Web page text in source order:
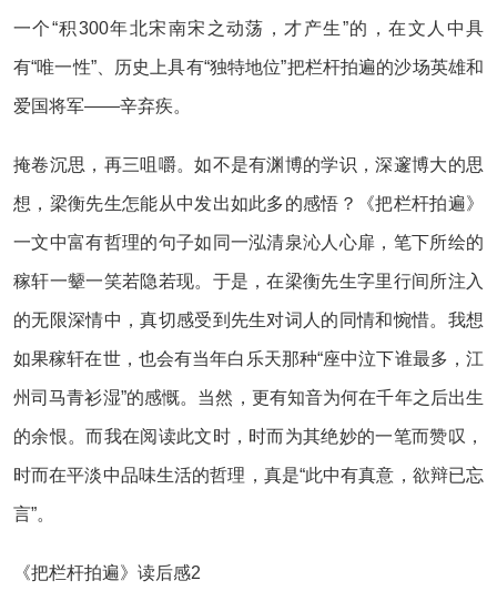
一个“积300年北宋南宋之动荡，才产生”的，在文人中具
有“唯一性”、历史上具有“独特地位”把栏杆拍遍的沙场英雄和
爱国将军——辛弃疾。
掩卷沉思，再三咀嚼。如不是有渊博的学识，深邃博大的思
想，梁衡先生怎能从中发出如此多的感悟？《把栏杆拍遍》
一文中富有哲理的句子如同一泓清泉沁人心扉，笔下所绘的
稼轩一颦一笑若隐若现。于是，在梁衡先生字里行间所注入
的无限深情中，真切感受到先生对词人的同情和惋惜。我想
如果稼轩在世，也会有当年白乐天那种“座中泣下谁最多，江
州司马青衫湿”的感慨。当然，更有知音为何在千年之后出生
的余恨。而我在阅读此文时，时而为其绝妙的一笔而赞叹，
时而在平淡中品味生活的哲理，真是“此中有真意，欲辩已忘
言”。
《把栏杆拍遍》读后感2